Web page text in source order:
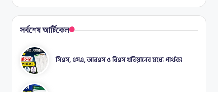
সর্বশেষ আর্টিকেল
সিএস, এসএ, আরএস ও বিএস খতিয়ানের মধ্যে পার্থক্য